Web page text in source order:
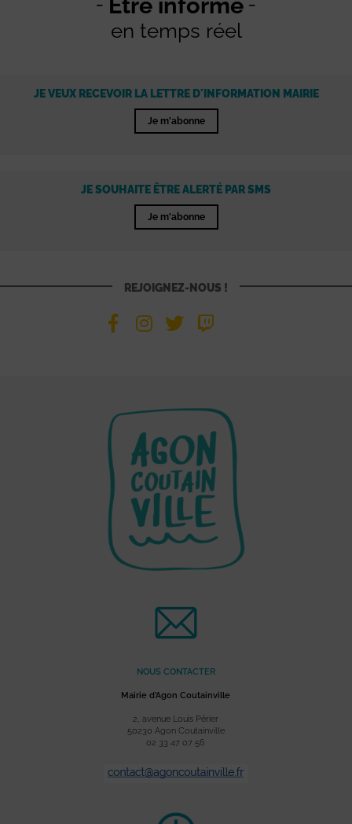
Être informé
en temps réel
JE VEUX RECEVOIR LA LETTRE D'INFORMATION MAIRIE
Je m'abonne
JE SOUHAITE ÊTRE ALERTÉ PAR SMS
Je m'abonne
REJOIGNEZ-NOUS !
NOUS CONTACTER
Mairie d’Agon Coutainville
2, avenue Louis Périer
50230 Agon Coutainville
02 33 47 07 56